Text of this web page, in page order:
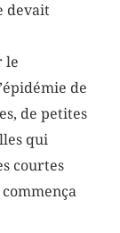
devait
le
de
de petites
qui
courtes